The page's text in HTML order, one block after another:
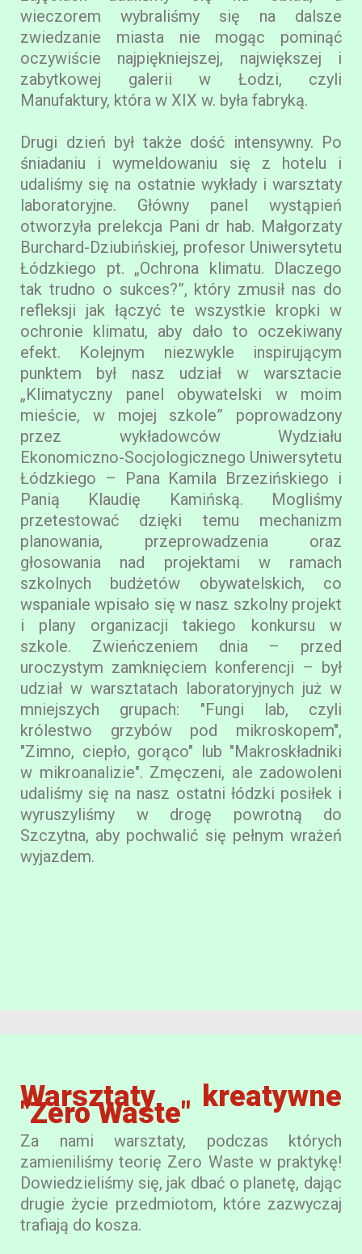
wieczorem wybraliśmy się na dalsze
zwiedzanie miasta nie mogąc pominąć
oczywiście najpiękniejszej, największej i
zabytkowej galerii w Łodzi, czyli
Manufaktury, która w XIX w. była fabryką.
Drugi dzień był także dość intensywny. Po
śniadaniu i wymeldowaniu się z hotelu i
udaliśmy się na ostatnie wykłady i warsztaty
laboratoryjne. Główny panel wystąpień
otworzyła prelekcja Pani dr hab. Małgorzaty
Burchard-Dziubińskiej, profesor Uniwersytetu
Łódzkiego pt. „Ochrona klimatu. Dlaczego
tak trudno o sukces?”, który zmusił nas do
refleksji jak łączyć te wszystkie kropki w
ochronie klimatu, aby dało to oczekiwany
efekt. Kolejnym niezwykle inspirującym
punktem był nasz udział w warsztacie
„Klimatyczny panel obywatelski w moim
mieście, w mojej szkole” poprowadzony
przez wykładowców Wydziału
Ekonomiczno-Socjologicznego Uniwersytetu
Łódzkiego – Pana Kamila Brzezińskiego i
Panią Klaudię Kamińską. Mogliśmy
przetestować dzięki temu mechanizm
planowania, przeprowadzenia oraz
głosowania nad projektami w ramach
szkolnych budżetów obywatelskich, co
wspaniale wpisało się w nasz szkolny projekt
i plany organizacji takiego konkursu w
szkole. Zwieńczeniem dnia – przed
uroczystym zamknięciem konferencji – był
udział w warsztatach laboratoryjnych już w
mniejszych grupach: "Fungi lab, czyli
królestwo grzybów pod mikroskopem",
"Zimno, ciepło, gorąco" lub "Makroskładniki
w mikroanalizie". Zmęczeni, ale zadowoleni
udaliśmy się na nasz ostatni łódzki posiłek i
wyruszyliśmy w drogę powrotną do
Szczytna, aby pochwalić się pełnym wrażeń
wyjazdem.
Warsztaty kreatywne
"Zero Waste"
Za nami warsztaty, podczas których
zamieniliśmy teorię Zero Waste w praktykę!
Dowiedzieliśmy się, jak dbać o planetę, dając
drugie życie przedmiotom, które zazwyczaj
trafiają do kosza.